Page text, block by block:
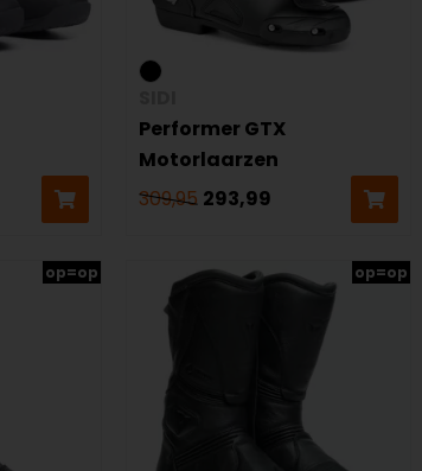
Performer GTX
Motorlaarzen
309,95 293,99
op=op op=op